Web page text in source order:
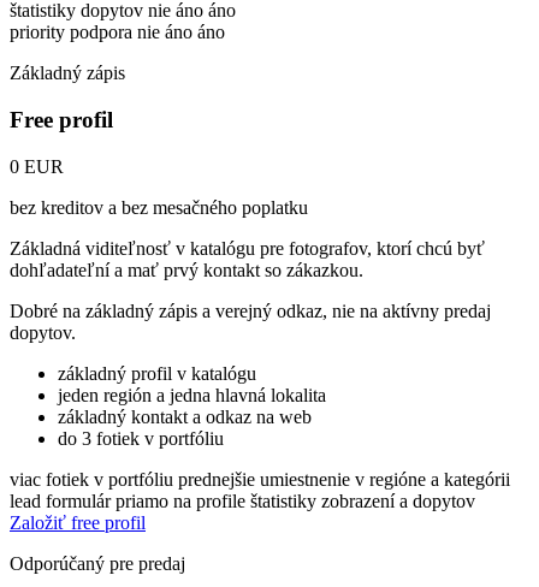
štatistiky dopytov nie áno áno
priority podpora nie áno áno
Základný zápis
Free profil
0 EUR
bez kreditov a bez mesačného poplatku
Základná viditeľnosť v katalógu pre fotografov, ktorí chcú byť
dohľadateľní a mať prvý kontakt so zákazkou.
Dobré na základný zápis a verejný odkaz, nie na aktívny predaj
dopytov.
základný profil v katalógu
jeden región a jedna hlavná lokalita
základný kontakt a odkaz na web
do 3 fotiek v portfóliu
viac fotiek v portfóliu prednejšie umiestnenie v regióne a kategórii
lead formulár priamo na profile štatistiky zobrazení a dopytov
Založiť free profil
Odporúčaný pre predaj